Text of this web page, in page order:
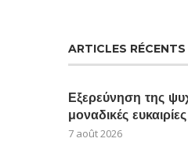
ARTICLES RÉCENTS
Εξερεύνηση της
μοναδικές
7 août 2026